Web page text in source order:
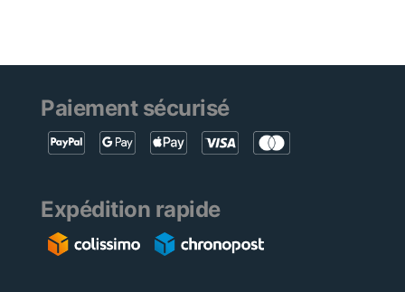
Paiement sécurisé
Expédition rapide